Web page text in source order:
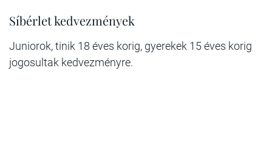
Síbérlet kedvezmények
Juniorok, tinik 18 éves korig, gyerekek 15 éves korig
jogosultak kedvezményre.